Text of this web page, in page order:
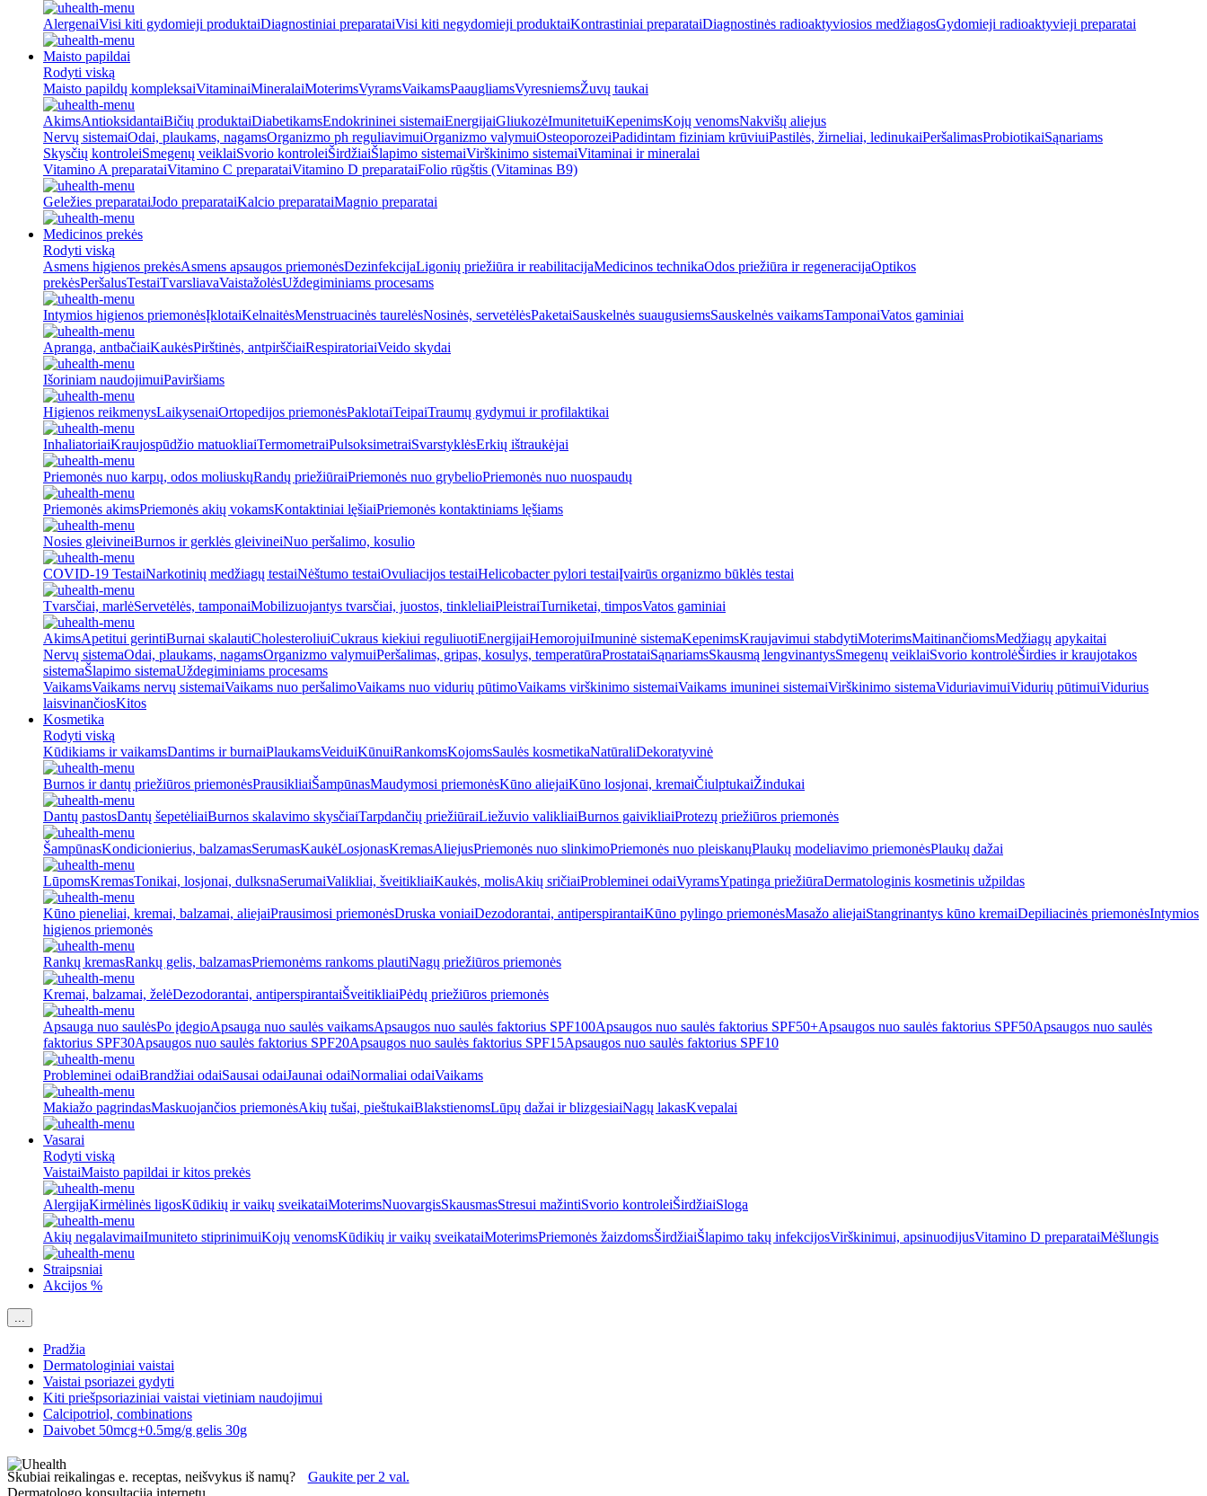
AlergenaiVisi kiti gydomieji produktaiDiagnostiniai preparataiVisi kiti negydomieji produktaiKontrastiniai preparataiDiagnostinės radioaktyviosios medžiagosGydomieji radioaktyvieji preparatai
Maisto papildai
Rodyti viską
Maisto papildų kompleksaiVitaminaiMineralaiMoterimsVyramsVaikamsPaaugliamsVyresniemsŽuvų taukai
AkimsAntioksidantaiBičių produktaiDiabetikamsEndokrininei sistemaiEnergijaiGliukozėImunitetuiKepenimsKojų venomsNakvišų aliejus
Nervų sistemaiOdai, plaukams, nagamsOrganizmo ph reguliavimuiOrganizmo valymuiOsteoporozeiPadidintam fiziniam krūviuiPastilės, žirneliai, ledinukaiPeršalimasProbiotikaiSąnariams
Skysčių kontroleiSmegenų veiklaiSvorio kontroleiŠirdžiaiŠlapimo sistemaiVirškinimo sistemaiVitaminai ir mineralai
Vitamino A preparataiVitamino C preparataiVitamino D preparataiFolio rūgštis (Vitaminas B9)
Geležies preparataiJodo preparataiKalcio preparataiMagnio preparatai
Medicinos prekės
Rodyti viską
Asmens higienos prekėsAsmens apsaugos priemonėsDezinfekcijaLigonių priežiūra ir reabilitacijaMedicinos technikaOdos priežiūra ir regeneracijaOptikos
prekėsPeršalusTestaiTvarsliavaVaistažolėsUždegiminiams procesams
Intymios higienos priemonėsĮklotaiKelnaitėsMenstruacinės taurelėsNosinės, servetėlėsPaketaiSauskelnės suaugusiemsSauskelnės vaikamsTamponaiVatos gaminiai
Apranga, antbačiaiKaukėsPirštinės, antpirščiaiRespiratoriaiVeido skydai
Išoriniam naudojimuiPaviršiams
Higienos reikmenysLaikysenaiOrtopedijos priemonėsPaklotaiTeipaiTraumų gydymui ir profilaktikai
InhaliatoriaiKraujospūdžio matuokliaiTermometraiPulsoksimetraiSvarstyklėsErkių ištraukėjai
Priemonės nuo karpų, odos moliuskųRandų priežiūraiPriemonės nuo grybelioPriemonės nuo nuospaudų
Priemonės akimsPriemonės akių vokamsKontaktiniai lęšiaiPriemonės kontaktiniams lęšiams
Nosies gleivineiBurnos ir gerklės gleivineiNuo peršalimo, kosulio
COVID-19 TestaiNarkotinių medžiagų testaiNėštumo testaiOvuliacijos testaiHelicobacter pylori testaiĮvairūs organizmo būklės testai
Tvarsčiai, marlėServetėlės, tamponaiMobilizuojantys tvarsčiai, juostos, tinkleliaiPleistraiTurniketai, timposVatos gaminiai
AkimsApetitui gerintiBurnai skalautiCholesteroliuiCukraus kiekiui reguliuotiEnergijaiHemorojuiImuninė sistemaKepenimsKraujavimui stabdytiMoterimsMaitinančiomsMedžiagų apykaitai
Nervų sistemaOdai, plaukams, nagamsOrganizmo valymuiPeršalimas, gripas, kosulys, temperatūraProstataiSąnariamsSkausmą lengvinantysSmegenų veiklaiSvorio kontrolėŠirdies ir kraujotakos
sistemaŠlapimo sistemaUždegiminiams procesams
VaikamsVaikams nervų sistemaiVaikams nuo peršalimoVaikams nuo vidurių pūtimoVaikams virškinimo sistemaiVaikams imuninei sistemaiVirškinimo sistemaViduriavimuiVidurių pūtimuiVidurius
laisvinančiosKitos
Kosmetika
Rodyti viską
Kūdikiams ir vaikamsDantims ir burnaiPlaukamsVeiduiKūnuiRankomsKojomsSaulės kosmetikaNatūraliDekoratyvinė
Burnos ir dantų priežiūros priemonėsPrausikliaiŠampūnasMaudymosi priemonėsKūno aliejaiKūno losjonai, kremaiČiulptukaiŽindukai
Dantų pastosDantų šepetėliaiBurnos skalavimo skysčiaiTarpdančių priežiūraiLiežuvio valikliaiBurnos gaivikliaiProtezų priežiūros priemonės
ŠampūnasKondicionierius, balzamasSerumasKaukėLosjonasKremasAliejusPriemonės nuo slinkimoPriemonės nuo pleiskanųPlaukų modeliavimo priemonėsPlaukų dažai
LūpomsKremasTonikai, losjonai, dulksnaSerumaiValikliai, šveitikliaiKaukės, molisAkių sričiaiProbleminei odaiVyramsYpatinga priežiūraDermatologinis kosmetinis užpildas
Kūno pieneliai, kremai, balzamai, aliejaiPrausimosi priemonėsDruska voniaiDezodorantai, antiperspirantaiKūno pylingo priemonėsMasažo aliejaiStangrinantys kūno kremaiDepiliacinės priemonėsIntymios
higienos priemonės
Rankų kremasRankų gelis, balzamasPriemonėms rankoms plautiNagų priežiūros priemonės
Kremai, balzamai, želėDezodorantai, antiperspirantaiŠveitikliaiPėdų priežiūros priemonės
Apsauga nuo saulėsPo įdegioApsauga nuo saulės vaikamsApsaugos nuo saulės faktorius SPF100Apsaugos nuo saulės faktorius SPF50+Apsaugos nuo saulės faktorius SPF50Apsaugos nuo saulės
faktorius SPF30Apsaugos nuo saulės faktorius SPF20Apsaugos nuo saulės faktorius SPF15Apsaugos nuo saulės faktorius SPF10
Probleminei odaiBrandžiai odaiSausai odaiJaunai odaiNormaliai odaiVaikams
Makiažo pagrindasMaskuojančios priemonėsAkių tušai, pieštukaiBlakstienomsLūpų dažai ir blizgesiaiNagų lakasKvepalai
Vasarai
Rodyti viską
VaistaiMaisto papildai ir kitos prekės
AlergijaKirmėlinės ligosKūdikių ir vaikų sveikataiMoterimsNuovargisSkausmasStresui mažintiSvorio kontroleiŠirdžiaiSloga
Akių negalavimaiImuniteto stiprinimuiKojų venomsKūdikių ir vaikų sveikataiMoterimsPriemonės žaizdomsŠirdžiaiŠlapimo takų infekcijosVirškinimui, apsinuodijusVitamino D preparataiMėšlungis
Straipsniai
Akcijos %
...
Pradžia
Dermatologiniai vaistai
Vaistai psoriazei gydyti
Kiti priešpsoriaziniai vaistai vietiniam naudojimui
Calcipotriol, combinations
Daivobet 50mcg+0.5mg/g gelis 30g
Skubiai reikalingas e. receptas, neišvykus iš namų?
Gaukite per 2 val.
Dermatologo konsultacija internetu